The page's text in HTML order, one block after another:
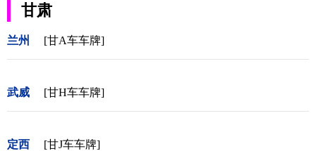
甘肃
兰州 [甘A车车牌]
武威 [甘H车车牌]
定西 [甘J车车牌]